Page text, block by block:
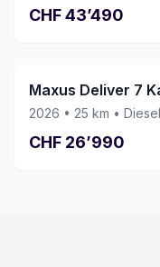
CHF43’490
Maxus Deliver 7
2026 • 25 km • Diesel
CHF 26’990